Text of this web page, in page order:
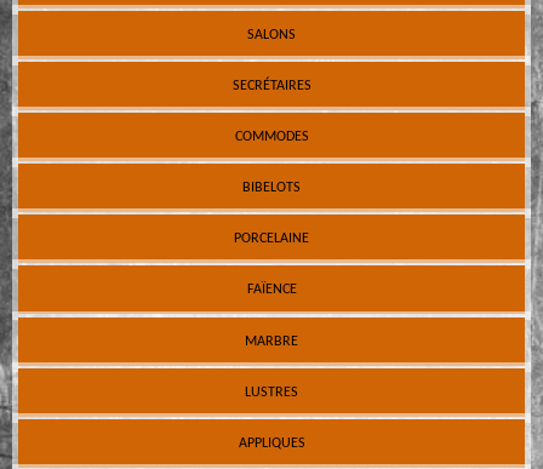
SALONS
SECRÉTAIRES
COMMODES
BIBELOTS
PORCELAINE
FAÏENCE
MARBRE
LUSTRES
APPLIQUES